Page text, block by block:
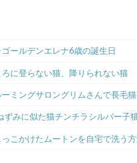
ールデンエレナ6歳の誕生日
に登らない猫、降りられない猫
ーミングサロングリムさんで長毛
ずみに似た猫チンチラシルバー子
こかけたムートンを自宅で洗う